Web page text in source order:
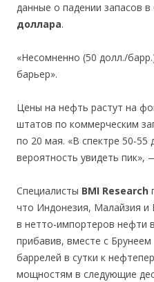
данные о падении запасов
доллара.
«Несомненно (50 долл./
барьер».
Цены на нефть растут на
штатов по коммерческим
по 20 мая. «В спектре 50-
вероятность увидеть
Специалисты BMI Research
что Индонезия, Малайзия и
в нетто-импортеров нефти
прибавив, вместе с
баррелей в сутки к
мощностям в следующие